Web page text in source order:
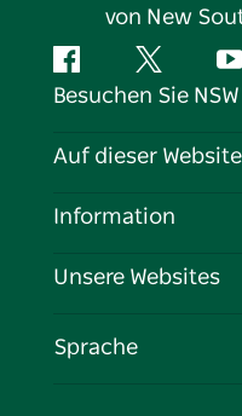
von New
FacebookTwitter
Besuchen Sie NSW
Kontaktieren Sie uns
Cookie-Hinweis
Auf dieser Website
Reiseziele
Veranstaltungen
Information
Reiseinformationen
Unternehmen in NSW
Unsere Websites
Sprache